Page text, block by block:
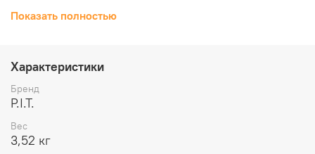
Дрель на единая аккумуляторной системе
Оснащена бесщеточным двигателем для более
- Повышенная надежность благодаря отсутствия
искрения и трения деталей
Показать полностью
Характеристики
Бренд
P.I.T.
Вес
3,52 кг